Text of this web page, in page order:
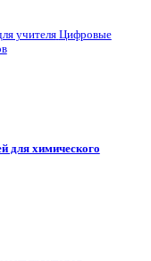
учителя Цифровые
для химического